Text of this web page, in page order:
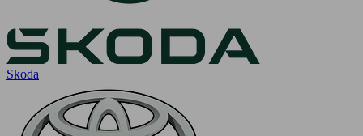
Skoda